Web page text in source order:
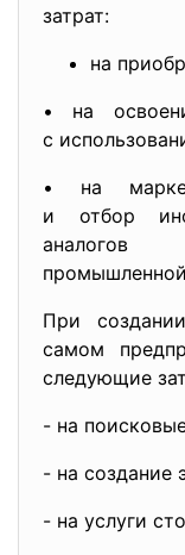
затрат:
на
• на
с
• на
и отбор
аналогов
При
самом
следующие
- на
- на создание
- на услуги